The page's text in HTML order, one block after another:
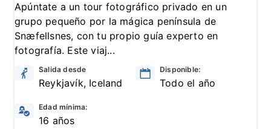
Apúntate a un tour fotográfico privado en un
grupo pequeño por la mágica península de
Snæfellsnes, con tu propio guía experto en
fotografía. Este viaj...
Salida desde
Reykjavík, Iceland
Disponible:
Todo el año
Edad mínima:
16 años